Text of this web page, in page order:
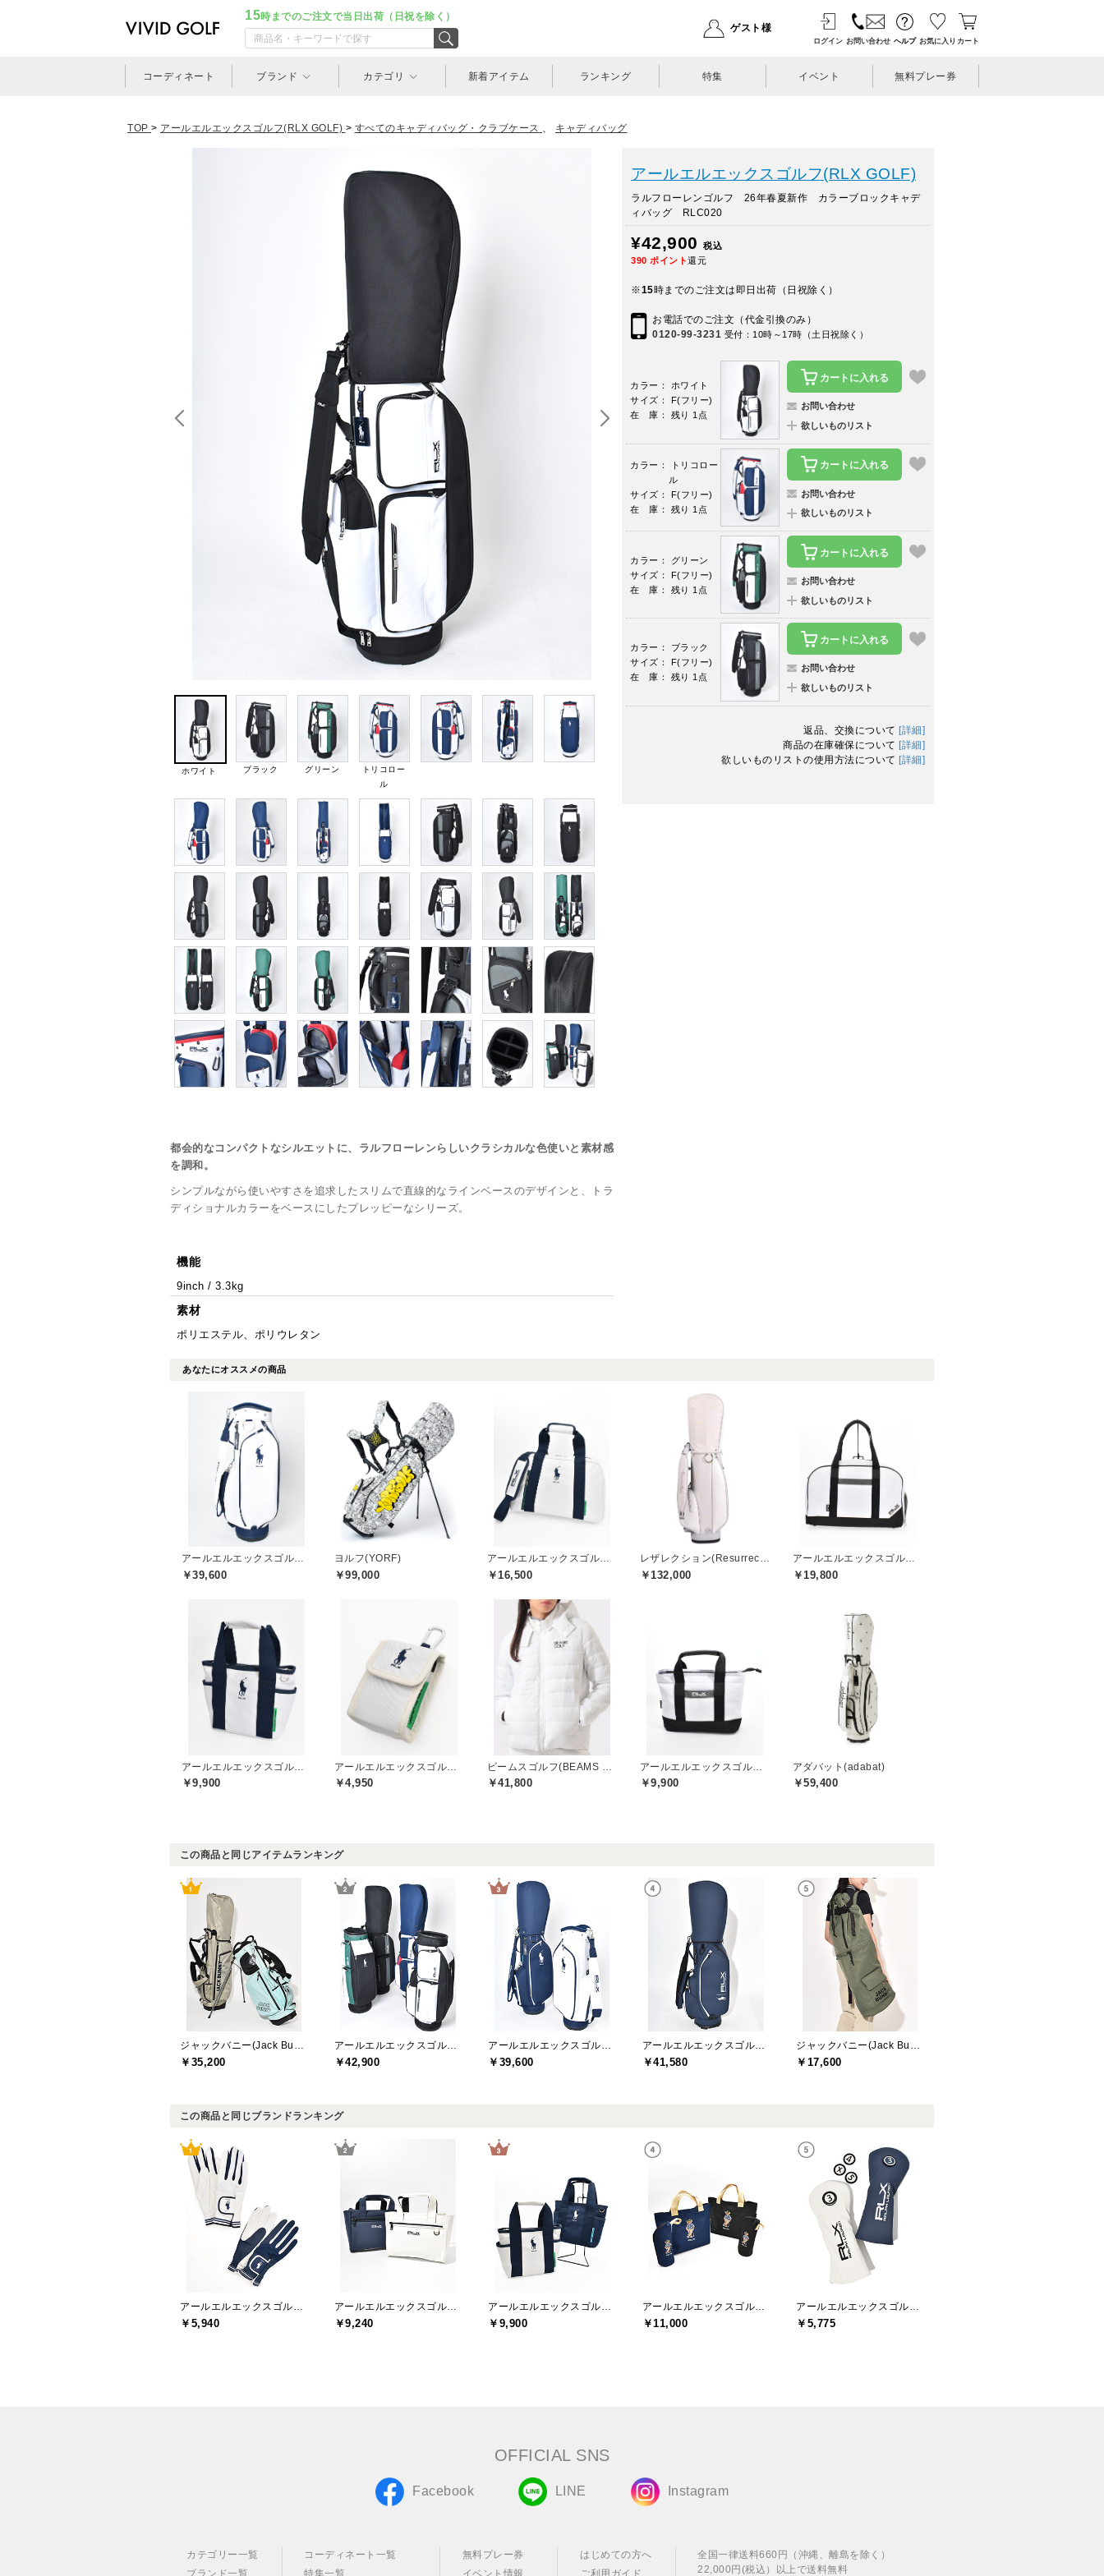
15時までのご注文で当日出荷（日祝を除く）
ゲスト様
ログイン お問い合わせ ヘルプ お気に入り カート
コーディネート ブランド カテゴリ 新着アイテム ランキング 特集 イベント 無料プレー券
TOP > アールエルエックスゴルフ(RLX GOLF) > すべてのキャディバッグ・クラブケース 、 キャディバッグ
ホワイト ブラック グリーン
トリコロー
ル
都会的なコンパクトなシルエットに、ラルフローレンらしいクラシカルな色使いと素材感
を調和。
シンプルながら使いやすさを追求したスリムで直線的なラインベースのデザインと、トラ
ディショナルカラーをベースにしたプレッピーなシリーズ。
機能
9inch / 3.3kg
素材
ポリエステル、ポリウレタン
アールエルエックスゴルフ(RLX GOLF)
ラルフローレンゴルフ 26年春夏新作 カラーブロックキャデ
ィバッグ RLC020
¥42,900
税込
390 ポイント還元
※15時までのご注文は即日出荷（日祝除く）
お電話でのご注文（代金引換のみ）
0120-99-3231 受付：10時～17時（土日祝除く）
カラー： ホワイト
サイズ： F(フリー)
在 庫： 残り 1点
カートに入れる
お問い合わせ
欲しいものリスト
カラー： トリコロー
ル
サイズ： F(フリー)
在 庫： 残り 1点
カートに入れる
お問い合わせ
欲しいものリスト
カラー： グリーン
サイズ： F(フリー)
在 庫： 残り 1点
カートに入れる
お問い合わせ
欲しいものリスト
カラー： ブラック
サイズ： F(フリー)
在 庫： 残り 1点
カートに入れる
お問い合わせ
欲しいものリスト
返品、交換について [詳細]
商品の在庫確保について [詳細]
欲しいものリストの使用方法について [詳細]
あなたにオススメの商品
￥39,600
ヨルフ(YORF)
￥99,000 ￥16,500 ￥132,000 ￥19,800
￥9,900 ￥4,950 ￥41,800 ￥9,900
アダバット(adabat)
￥59,400
この商品と同じアイテムランキング
￥35,200 ￥42,900 ￥39,600 ￥41,580 ￥17,600
この商品と同じブランドランキング
￥5,940 ￥9,240 ￥9,900 ￥11,000 ￥5,775
OFFICIAL SNS
Facebook LINE Instagram
カテゴリー一覧
ブランド一覧
コーディネート一覧
特集一覧
無料プレー券
イベント情報
はじめての方へ
ご利用ガイド
全国一律送料660円（沖縄、離島を除く）
22,000円(税込）以上で送料無料